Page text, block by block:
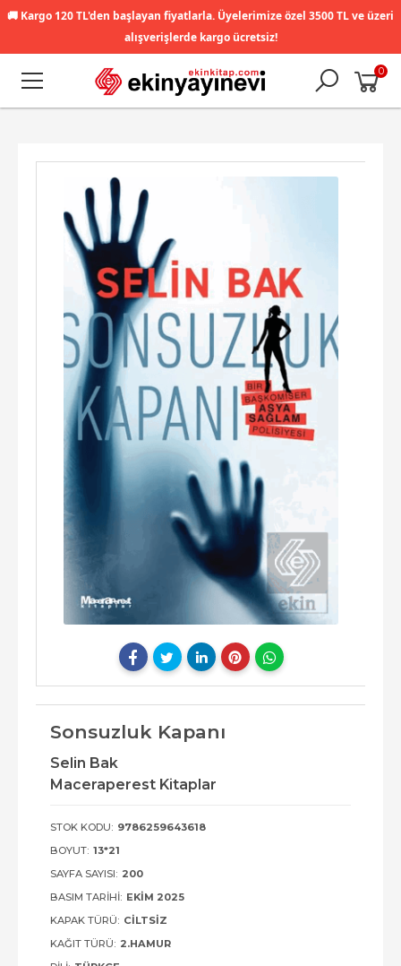
🚚 Kargo 120 TL'den başlayan fiyatlarla. Üyelerimize özel 3500 TL ve üzeri
alışverişlerde kargo ücretsiz!
0
Sonsuzluk Kapanı
Selin Bak
Maceraperest Kitaplar
STOK KODU: 9786259643618
BOYUT: 13*21
SAYFA SAYISI: 200
BASIM TARIHI: EKIM 2025
KAPAK TÜRÜ: CILTSIZ
KAĞIT TÜRÜ: 2.HAMUR